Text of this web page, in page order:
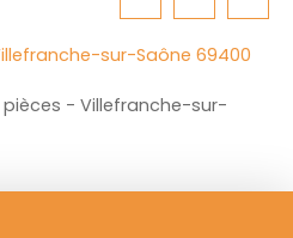
sur-Saône 69400
- Villefranche-sur-